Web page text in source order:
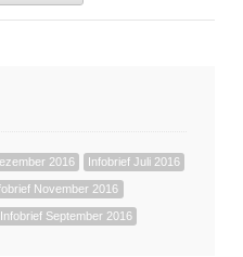
2016 Infobrief Juli 2016
November 2016
Infobrief September 2016